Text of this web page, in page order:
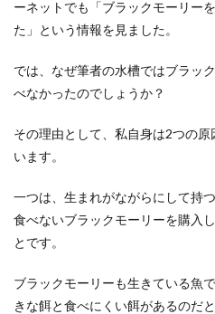
ーネットでも「ブラックモーリー
た」という情報を見ました。
では、なぜ筆者の水槽ではブラッ
べなかったのでしょうか？
その理由として、私自身は2つの
います。
一つは、生まれがながらにして持
食べないブラックモーリーを購入
とです。
ブラックモーリーも生きている魚
きな餌と食べにくい餌があるのだ